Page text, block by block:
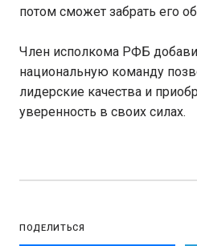
потом сможет забрать его
Член исполкома РФБ
национальную команду
лидерские качества и
уверенность в своих силах.
ПОДЕЛИТЬСЯ